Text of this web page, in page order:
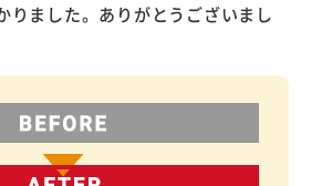
りました。ありがとうございまし